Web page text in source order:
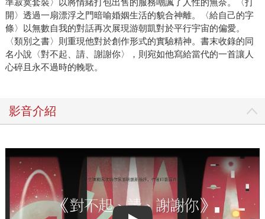
準寂寞套裝〉以將情緒打包出售的服務嘲諷了人性的無奈。〈打
開〉透過一扇漂浮之門暗喻婚姻生活的貌合神離。〈給自己的字
條〉以無數自我的對話再次展現游朝凱對於平行宇宙的偏愛。
〈類別之書〉則重現他對於創作形式的實驗精神。書末收錄的同
名小說〈對不起、請、謝謝你〉，則宛如他寫給當代的一首讓人
心碎且永不過時的輓歌。
影音介紹